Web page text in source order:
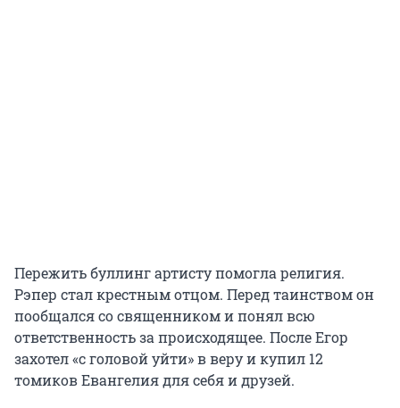
Пережить буллинг артисту помогла религия.
Рэпер стал крестным отцом. Перед таинством он
пообщался со священником и понял всю
ответственность за происходящее. После Егор
захотел «с головой уйти» в веру и купил 12
томиков Евангелия для себя и друзей.